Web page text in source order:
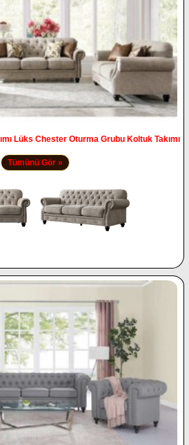
Lüks Chester Oturma Grubu Koltuk Takımı
Tümünü Gör »